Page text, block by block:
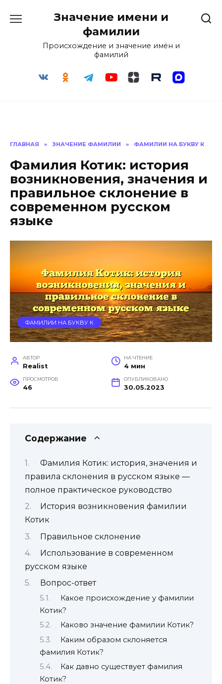
Значение имени и
фамилии
Происхождение и значение имён и
фамилий
ГЛАВНАЯ » ЗНАЧЕНИЕ ФАМИЛИИ » ФАМИЛИИ НА БУКВУ К
Фамилия Котик: история
возникновения, значения и
правильное склонение в
современном русском
языке
ФАМИЛИИ НА БУКВУ К
АВТОР
Realist
НА ЧТЕНИЕ
4 мин
ПРОСМОТРОВ
46
ОПУБЛИКОВАНО
30.05.2023
Содержание
Фамилия Котик: история, значения и
правила склонения в русском языке —
полное практическое руководство
История возникновения фамилии
Котик
Правильное склонение
Использование в современном
русском языке
Вопрос-ответ
Какое происхождение у фамилии
Котик?
Каково значение фамилии Котик?
Каким образом склоняется
фамилия Котик?
Как давно существует фамилия
Котик?